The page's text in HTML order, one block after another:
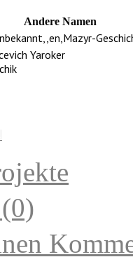
Andere Namen
Yaroker